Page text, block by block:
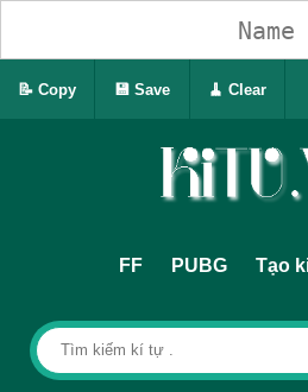
FF PUBG Tạo
📝 Copy 💾 Save 🧹 Clear